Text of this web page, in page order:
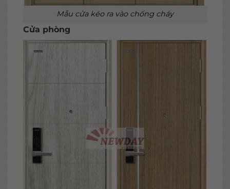
Mẫu cửa kéo ra vào chống cháy
Cửa phòng